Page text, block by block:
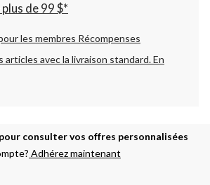
de 99 $*
les membres Récompenses
articles avec la livraison standard.En
consulter vos offres personnalisées
Adhérez maintenant